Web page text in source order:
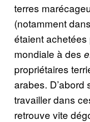
terres
(notamment
étaient achetées
mondiale à des
propriétaires
arabes. D’abord
travailler dans
retrouve vite